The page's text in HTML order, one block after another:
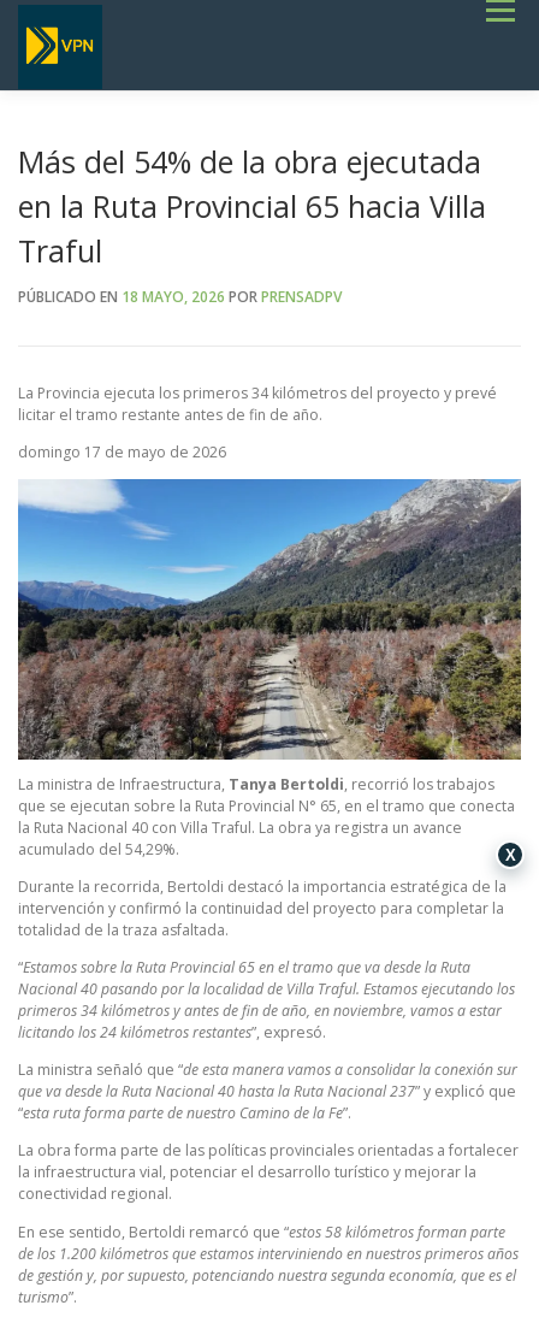
Saltar
contenido
Menú
SERVICIOS
GALERÍA
TERMINOS DE REFERENCIA GENERALES- OBRAS VIALES
Más del 54% de la obra ejecutada
en la Ruta Provincial 65 hacia Villa
Traful
PÚBLICADO EN 18 MAYO, 2026 PORPRENSADPV
La Provincia ejecuta los primeros 34 kilómetros del proyecto y prevé
licitar el tramo restante antes de fin de año.
domingo 17 de mayo de 2026
La ministra de Infraestructura, Tanya Bertoldi, recorrió los trabajos
que se ejecutan sobre la Ruta Provincial N° 65, en el tramo que conecta
la Ruta Nacional 40 con Villa Traful. La obra ya registra un avance
acumulado del 54,29%.
Durante la recorrida, Bertoldi destacó la importancia estratégica de la
intervención y confirmó la continuidad del proyecto para completar la
totalidad de la traza asfaltada.
“Estamos sobre la Ruta Provincial 65 en el tramo que va desde la Ruta
Nacional 40 pasando por la localidad de Villa Traful. Estamos ejecutando los
primeros 34 kilómetros y antes de fin de año, en noviembre, vamos a estar
licitando los 24 kilómetros restantes”, expresó.
La ministra señaló que “de esta manera vamos a consolidar la conexión sur
que va desde la Ruta Nacional 40 hasta la Ruta Nacional 237” y explicó que
“esta ruta forma parte de nuestro Camino de la Fe”.
La obra forma parte de las políticas provinciales orientadas a fortalecer
la infraestructura vial, potenciar el desarrollo turístico y mejorar la
conectividad regional.
En ese sentido, Bertoldi remarcó que “estos 58 kilómetros forman parte
de los 1.200 kilómetros que estamos interviniendo en nuestros primeros años
de gestión y, por supuesto, potenciando nuestra segunda economía, que es el
turismo”.
X